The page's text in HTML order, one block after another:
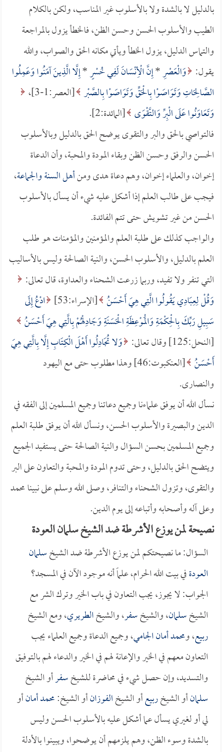
بالدليل لا بالشدة ولا بالأسلوب غير المناسب، ولكن بالكلام
الطيب والأسلوب الحسن وحسن الظن، فالخطأ يزول بالمراجعة
والتماس الدليل، يزول الخطأ ويأتي مكانه الحق والصواب، والله
يقول: وَالْعَصْرِ*إِنَّ الْأِنْسَانَ لَفِي خُسْرٍ*إِلَّا الَّذِينَ آمَنُوا وَعَمِلُوا
الصَّالِحَاتِ وَتَوَاصَوْا بِالْحَقِّ وَتَوَاصَوْا بِالصَّبْر [العصر:1-3]،
وَتَعَاوَنُوا عَلَى الْبِرِّ وَالتَّقْوَى [المائدة:2].
فالتواصي بالحق والبر والتقوى يوضح الحق بالدليل وبالأسلوب
الحسن والرفق وحسن الظن وبقاء المودة والمحبة، وأن الدعاة
إخوان، والعلماء إخوان، وهم دعاة هدى ومنأهل السنة والجماعة،
فيجب على طالب العلم إذا أشكل عليه شيء أن يسأل بالأسلوب
الحسن من غير تشويش حتى تتم الفائدة.
والواجب كذلك على طلبة العلم والمؤمنين والمؤمنات هو طلب
العلم بالدليل، والأسلوب الحسن، والنية الصالحة وليس بالأساليب
التي تنفر ولا تفيد، وربما زرعت الشحناء والعداوة، قال تعالى:
وَقُلْ لِعِبَادِي يَقُولُوا الَّتِي هِيَ أَحْسَنُ [الإسراء:53]
ادْعُ إِلَى
سَبِيلِ رَبِّكَ بِالْحِكْمَةِ وَالْمَوْعِظَةِ الْحَسَنَةِ وَجَادِلْهُمْ بِالَّتِي هِيَ أَحْسَنُ
[النحل:125] وقال تعالى:
وَلا تُجَادِلُوا أَهْلَ الْكِتَابِ إِلَّا بِالَّتِي هِيَ
أَحْسَنُ
[العنكبوت:46] وهذا مطلوب حتى مع اليهود
والنصارى.
نسأل الله أن يوفق علماءنا وجميع دعاتنا وجميع المسلمين إلى الفقه في
الدين والبصيرة والأسلوب الحسن، ونسأل الله أن يوفق طلبة العلم
وجميع المسلمين بحسن السؤال والنية الصالحة حتى يستفيد الجميع
ويتضح الحق بالدليل، وحتى تدوم المودة والمحبة والتعاون على البر
والتقوى، وتزول الشحناء والتنافر، وصلى الله وسلم على نبينا محمد
وعلى آله وأصحابه وأتباعه إلى يوم الدين.
نصيحة لمن يوزع الأشرطة ضد الشيخ سلمان العودة
السؤال: ما نصيحتكم لمن يوزع الأشرطة ضد الشيخسلمان
العودةفي بيت الله الحرام، علماً أنه موجود الآن في المسجد؟
الجواب: لا يجوز، يجب التعاون في باب الخير وترك الشر مع
الشيخسلمان، والشيخسفر، والشيخالطريري، ومع الشيخ
ربيع، ومحمد أمان الجامي، وجميع الدعاة وجميع العلماء يجب
التعاون معهم في الخير والإعانة لهم في الخير والدعاء لهم بالتوفيق
والتسديد، وإن حصل شيء في محاضرة للشيخسفرأو الشيخ
سلمانأو الشيخربيعأو الشيخالفوزانأو الشيخ:محمد أمانأو
لي أو لغيري يسأل عما أشكل عليه بالأسلوب الحسن وليس
بالشدة وسوء الظن، وهم يلزمهم أن يوضحوا، ويبينوا بالأدلة